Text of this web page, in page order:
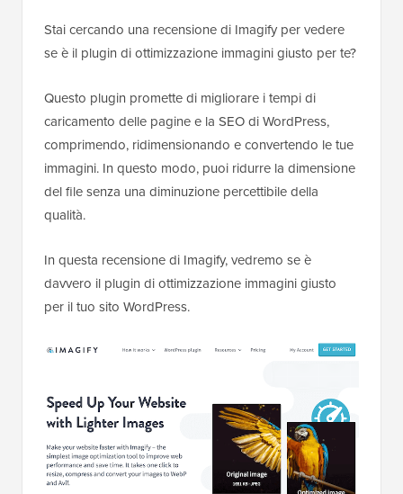
Stai cercando una recensione di Imagify per vedere
se è il plugin di ottimizzazione immagini giusto per te?
Questo plugin promette di migliorare i tempi di
caricamento delle pagine e la SEO di WordPress,
comprimendo, ridimensionando e convertendo le tue
immagini. In questo modo, puoi ridurre la dimensione
del file senza una diminuzione percettibile della
qualità.
In questa recensione di Imagify, vedremo se è
davvero il plugin di ottimizzazione immagini giusto
per il tuo sito WordPress.